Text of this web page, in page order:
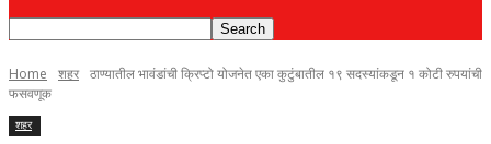
Home शहर ठाण्यातील भावंडांची क्रिप्टो योजनेत एका कुटुंबातील १९ सदस्यांकडून १ कोटी रुपयांची
फसवणूक
शहर